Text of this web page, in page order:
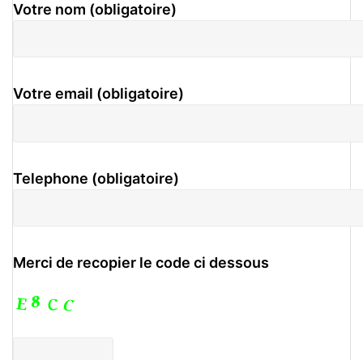
Votre nom (obligatoire)
Votre email (obligatoire)
Telephone (obligatoire)
Merci de recopier le code ci dessous